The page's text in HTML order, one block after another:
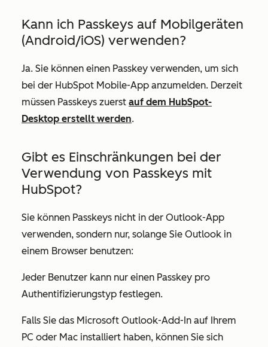
Kann ich Passkeys auf Mobilgeräten
(Android/iOS) verwenden?
Ja. Sie können einen Passkey verwenden, um sich
bei der HubSpot Mobile-App anzumelden. Derzeit
müssen Passkeys zuerst auf dem HubSpot-
Desktop erstellt werden.
Gibt es Einschränkungen bei der
Verwendung von Passkeys mit
HubSpot?
Sie können Passkeys nicht in der Outlook-App
verwenden, sondern nur, solange Sie Outlook in
einem Browser benutzen:
Jeder Benutzer kann nur einen Passkey pro
Authentifizierungstyp festlegen.
Falls Sie das Microsoft Outlook-Add-In auf Ihrem
PC oder Mac installiert haben, können Sie sich